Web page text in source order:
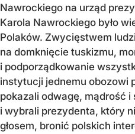
Nawrockiego na urząd
Karola Nawrockiego było
Polaków. Zwycięstwem
na domknięcie tuskizmu,
i podporządkowanie
instytucji jednemu obozowi
pokazali odwagę, mądrość i
i wybrali prezydenta, który
głosem, bronić polskich